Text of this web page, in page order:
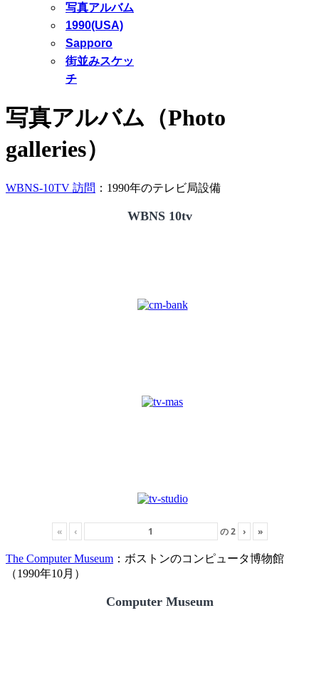
写真アルバム
1990(USA)
Sapporo
街並みスケッ
チ
写真アルバム（Photo
galleries）
WBNS-10TV 訪問 ：1990年のテレビ局設備
WBNS 10tv
« ‹ の2 › »
The Computer Museum ：ボストンのコンピュータ博物館
（1990年10月）
Computer Museum